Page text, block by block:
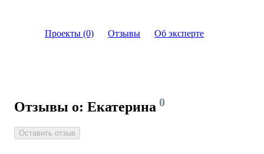
Проекты (0) Отзывы Об эксперте
Отзывы о: Екатерина 0
Оставить отзыв